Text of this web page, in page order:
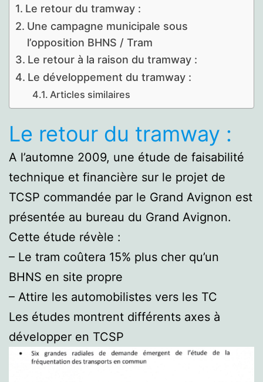
Le retour du tramway :
Une campagne municipale sous
l’opposition BHNS / Tram
Le retour à la raison du tramway :
Le développement du tramway :
Articles similaires
Le retour du tramway :
A l’automne 2009, une étude de faisabilité
technique et financière sur le projet de
TCSP commandée par le Grand Avignon est
présentée au bureau du Grand Avignon.
Cette étude révèle :
– Le tram coûtera 15% plus cher qu’un
BHNS en site propre
– Attire les automobilistes vers les TC
Les études montrent différents axes à
développer en TCSP